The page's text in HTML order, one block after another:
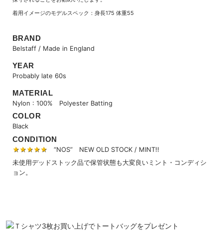
着用イメージのモデルスペック：身長175 体重55
BRAND
Belstaff / Made in England
YEAR
Probably late 60s
MATERIAL
Nylon : 100% Polyester Batting
COLOR
Black
CONDITION
★★★★★
“NOS” NEW OLD STOCK / MINT!!
未使用デッドストック品で保管状態も大変良いミント・コンディシ
ョン。